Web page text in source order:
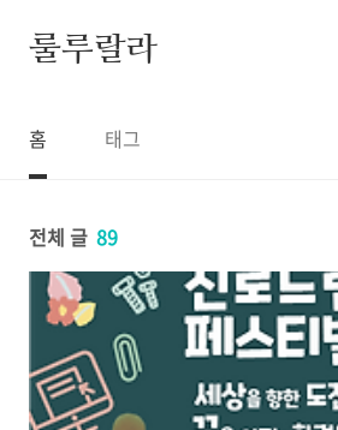
룰루랄라
홈 태그
전체 글 89